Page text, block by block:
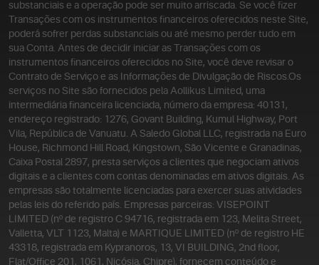
substanciais e a operação pode ser muito arriscada. Se você fizer
Transações com os instrumentos financeiros oferecidos neste Site,
poderá sofrer perdas substanciais ou até mesmo perder tudo em
sua Conta. Antes de decidir iniciar as Transações com os
instrumentos financeiros oferecidos no Site, você deve revisar o
Contrato de Serviço e as Informações de Divulgação de Riscos.Os
serviços no Site são fornecidos pela Aollikus Limited, uma
intermediária financeira licenciada, número da empresa: 40131,
endereço registrado: 1276, Govant Building, Kumul Highway, Port
Vila, República de Vanuatu. A Saledo Global LLC, registrada na Euro
House, Richmond Hill Road, Kingstown, São Vicente e Granadinas,
Caixa Postal 2897, presta serviços a clientes que negociam ativos
digitais e a clientes com contas denominadas em ativos digitais. As
empresas são totalmente licenciadas para exercer suas atividades
pelas leis do referido país. Empresas parceiras: VISEPOINT
LIMITED (nº de registro C 94716, registrada em 123, Melita Street,
Valletta, VLT 1123, Malta) e MARTIQUE LIMITED (nº de registro HE
43318, registrada em Kypranoros, 13, VI BUILDING, 2nd floor,
Flat/Office 201, 1061, Nicósia, Chipre), fornecem conteúdo e